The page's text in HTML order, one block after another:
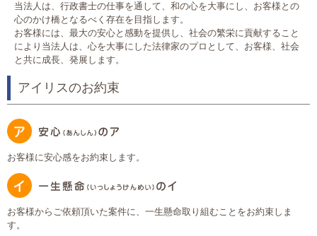
当法人は、行政書士の仕事を通して、和の心を大事にし、お客様との
心のかけ橋となるべく存在を目指します。
お客様には、最大の安心と感動を提供し、社会の繁栄に貢献すること
により当法人は、心を大事にした法律家のプロとして、お客様、社会
と共に成長、発展します。
アイリスのお約束
お客様に安心感をお約束します。
お客様からご依頼頂いた案件に、一生懸命取り組むことをお約束しま
す。